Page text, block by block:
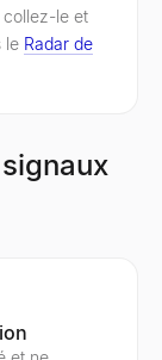
le et
le Radar de